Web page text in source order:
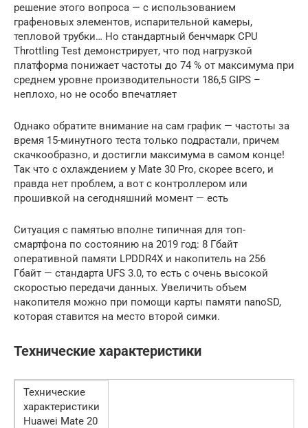
решение этого вопроса — с использованием
графеновых элементов, испарительной камеры,
тепловой трубки… Но стандартный бенчмарк CPU
Throttling Test демонстрирует, что под нагрузкой
платформа понижает частоты до 74 % от максимума при
среднем уровне производительности 186,5 GIPS –
неплохо, но не особо впечатляет
Однако обратите внимание на сам график — частоты за
время 15-минутного теста только подрастали, причем
скачкообразно, и достигли максимума в самом конце!
Так что с охлаждением у Mate 30 Pro, скорее всего, и
правда нет проблем, а вот с контроллером или
прошивкой на сегодняшний момент — есть
Ситуация с памятью вполне типичная для топ-
смартфона по состоянию на 2019 год: 8 Гбайт
оперативной памяти LPDDR4X и накопитель на 256
Гбайт — стандарта UFS 3.0, то есть с очень высокой
скоростью передачи данных. Увеличить объем
накопителя можно при помощи карты памяти nanoSD,
которая ставится на место второй симки.
Технические характеристики
Технические
характеристики
Huawei Mate 20